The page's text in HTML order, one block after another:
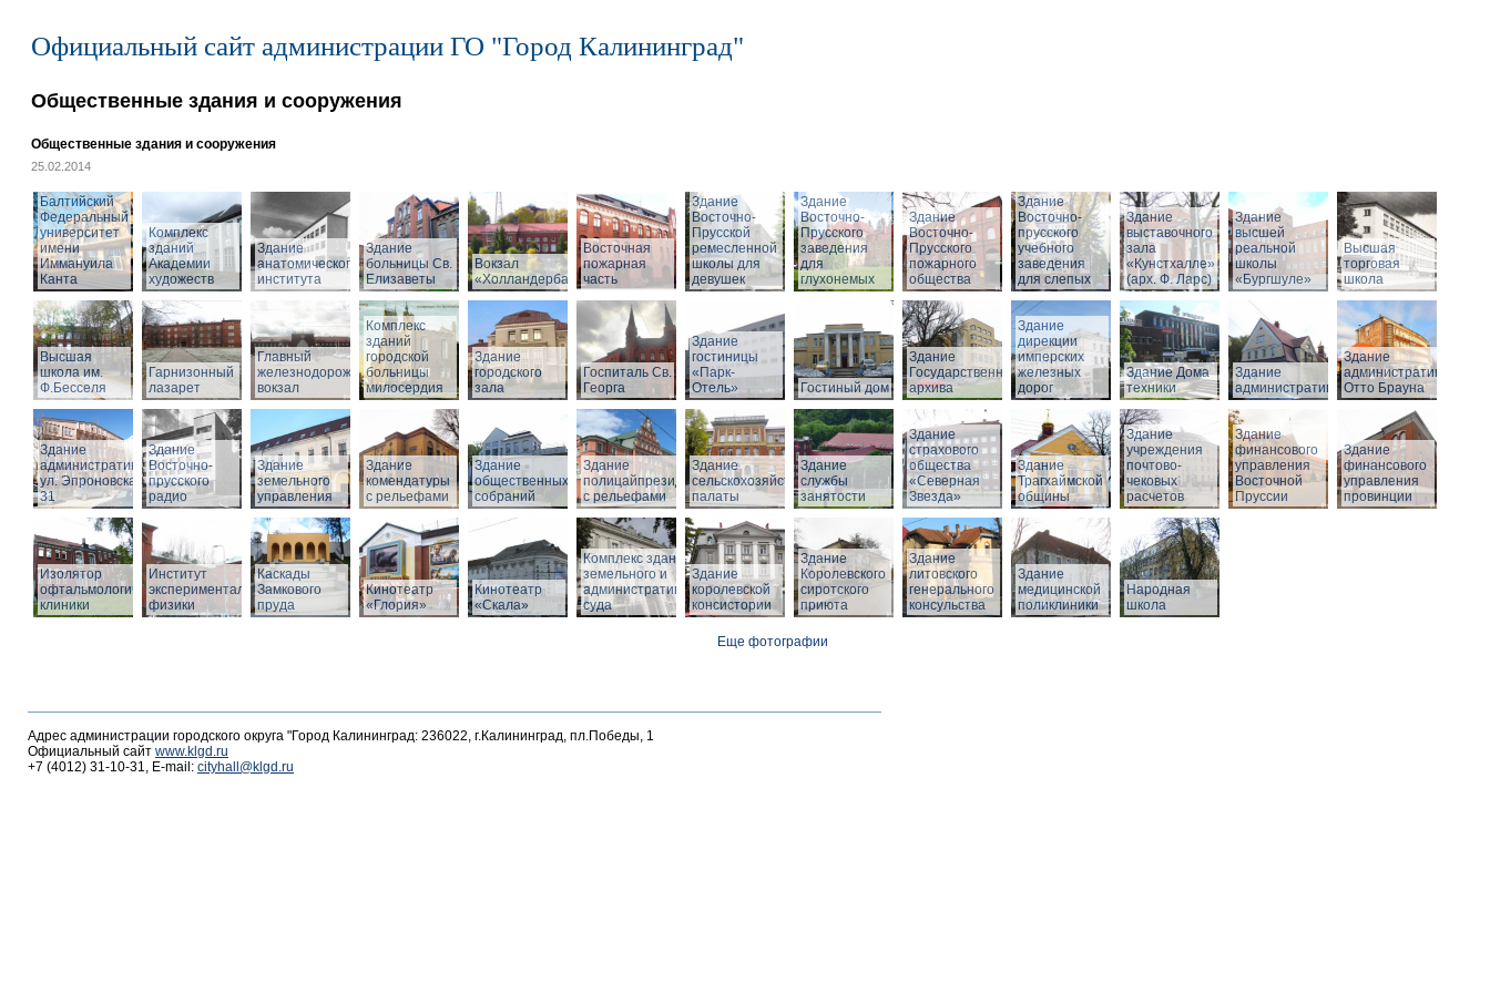
Официальный сайт администрации ГО "Город Калининград"
Общественные здания и сооружения
Общественные здания и сооружения
25.02.2014
Балтийский
Федеральный
университет
имени
Иммануила
Канта
Комплекс
зданий
Академии
художеств
Здание
анатомического
института
Здание
больницы Св.
Елизаветы
Вокзал
«Холландербаум»
Восточная
пожарная
часть
Здание
Восточно-
Прусской
ремесленной
школы для
девушек
Здание
Восточно-
Прусского
заведения
для
глухонемых
Здание
Восточно-
Прусского
пожарного
общества
Здание
Восточно-
прусского
учебного
заведения
для слепых
Здание
выставочного
зала
«Кунстхалле»
(арх. Ф. Ларс)
Здание
высшей
реальной
школы
«Бургшуле»
Высшая
торговая
школа
Высшая
школа им.
Ф.Бесселя
Гарнизонный
лазарет
Главный
железнодорожный
вокзал
Комплекс
зданий
городской
больницы
милосердия
Здание
городского
зала
Госпиталь Св.
Георга
Здание
гостиницы
«Парк-
Отель»
Гостиный дом
Здание
Государственного
архива
Здание
дирекции
имперских
железных
дорог
Здание Дома
техники
Здание
административное
Здание
административное
Отто Брауна
Здание
административное,
ул. Эпроновская,
31
Здание
Восточно-
прусского
радио
Здание
земельного
управления
Здание
комендатуры
с рельефами
Здание
общественных
собраний
Здание
полицайпрезидиума
с рельефами
Здание
сельскохозяйственной
палаты
Здание
службы
занятости
Здание
страхового
общества
«Северная
Звезда»
Здание
Трагхаймской
общины
Здание
учреждения
почтово-
чековых
расчетов
Здание
финансового
управления
Восточной
Пруссии
Здание
финансового
управления
провинции
Изолятор
офтальмологической
клиники
Институт
экспериментальной
физики
Каскады
Замкового
пруда
Кинотеатр
«Глория»
Кинотеатр
«Скала»
Комплекс зданий
земельного и
административного
суда
Здание
королевской
консистории
Здание
Королевского
сиротского
приюта
Здание
литовского
генерального
консульства
Здание
медицинской
поликлиники
Народная
школа
Еще фотографии
Адрес администрации городского округа "Город Калининград: 236022, г.Калининград, пл.Победы, 1
Официальный сайт www.klgd.ru
+7 (4012) 31-10-31, E-mail: cityhall@klgd.ru